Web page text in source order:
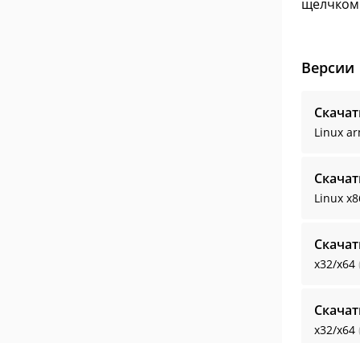
щелчком
Версии
Linux
Linux
x32/x64
x32/x64